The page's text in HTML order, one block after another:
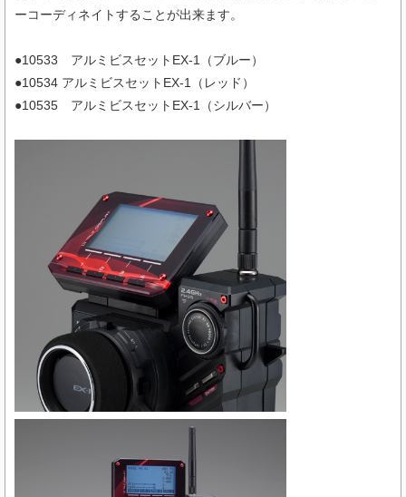
ーコーディネイトすることが出来ます。
●10533 アルミビスセットEX-1（ブルー）
●10534 アルミビスセットEX-1（レッド）
●10535 アルミビスセットEX-1（シルバー）